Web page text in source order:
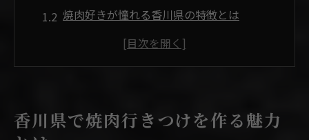
焼肉好きが憧れる香川県の特徴とは
香川県の焼肉は行きつけ選びが醍醐味
地元の焼肉文化が光る香川グルメ体験
焼肉と香川県のグルメ文化の深い関係
香川県で焼肉行きつけを作る魅力